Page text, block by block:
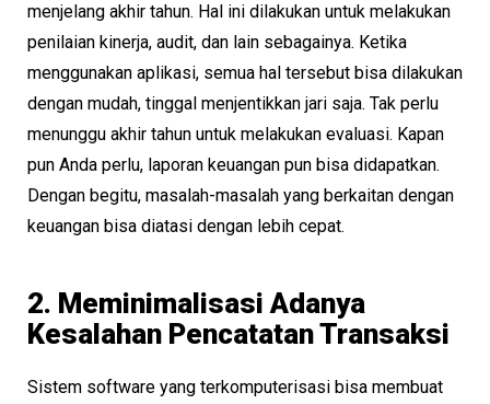
menjelang akhir tahun. Hal ini dilakukan untuk melakukan
penilaian kinerja, audit, dan lain sebagainya. Ketika
menggunakan aplikasi, semua hal tersebut bisa dilakukan
dengan mudah, tinggal menjentikkan jari saja. Tak perlu
menunggu akhir tahun untuk melakukan evaluasi. Kapan
pun Anda perlu, laporan keuangan pun bisa didapatkan.
Dengan begitu, masalah-masalah yang berkaitan dengan
keuangan bisa diatasi dengan lebih cepat.
2. Meminimalisasi Adanya
Kesalahan Pencatatan Transaksi
Sistem software yang terkomputerisasi bisa membuat